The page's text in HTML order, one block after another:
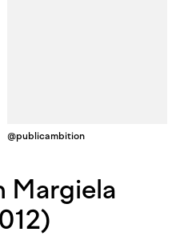
@publicambition
Margiela